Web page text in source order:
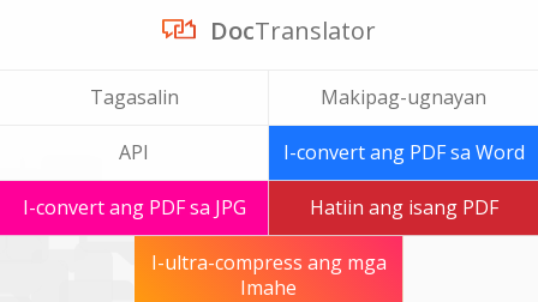
DocTranslator
Tagasalin Makipag-ugnayan
API I-convert ang PDF sa Word
I-convert ang PDF sa JPG Hatiin ang isang PDF
I-ultra-compress ang mga
Imahe